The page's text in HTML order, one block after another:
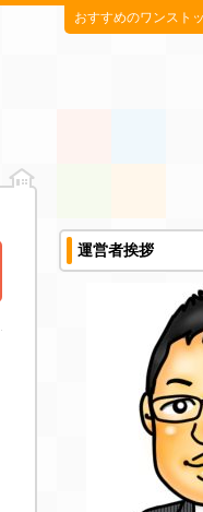
おすすめのワンスト
運営者挨拶